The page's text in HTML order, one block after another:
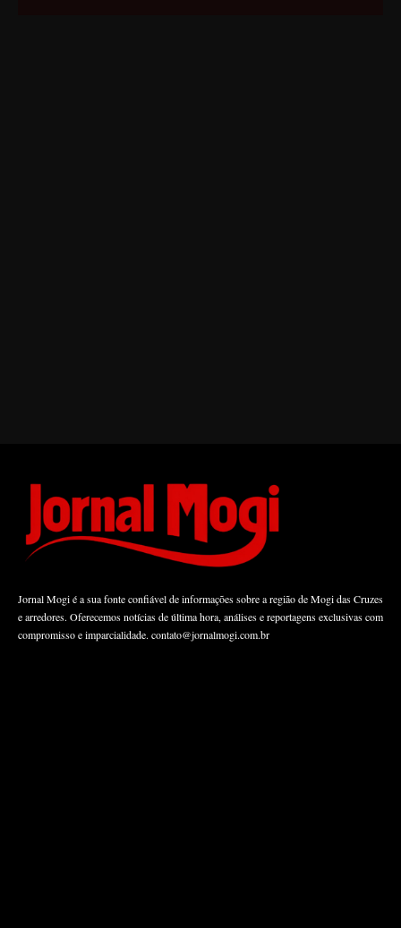
Jornal Mogi é a sua fonte confiável de informações sobre a região de Mogi das Cruzes
e arredores. Oferecemos notícias de última hora, análises e reportagens exclusivas com
compromisso e imparcialidade. contato@jornalmogi.com.br